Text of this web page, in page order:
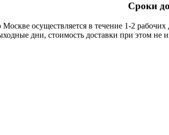
Сроки
Москве осуществляется в течение 1-2
дни, стоимость доставки при этом не